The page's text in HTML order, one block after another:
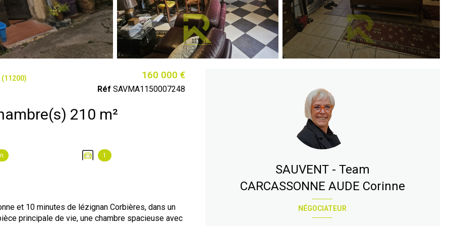
(11200)
Maison 9 pièce(s) 5 chambre(s) 210 m²
1
160 000 €
Réf SAVMA1150007248
et 10 minutes de lézignan Corbières, dans un
principale de vie, une chambre spacieuse avec
NÉGOCIATEUR
SAUVENT - Team
CARCASSONNE AUDE Corinne